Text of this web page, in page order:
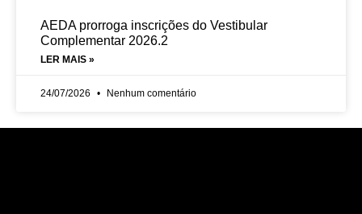
AEDA prorroga inscrições do Vestibular
Complementar 2026.2
LER MAIS »
24/07/2026 Nenhum comentário